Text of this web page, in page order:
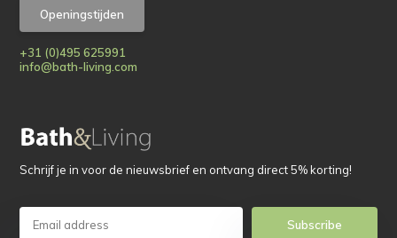
Openingstijden
+31 (0)495 625991
info@bath-living.com
Schrijf je in voor de nieuwsbrief en ontvang direct 5% korting!
Subscribe